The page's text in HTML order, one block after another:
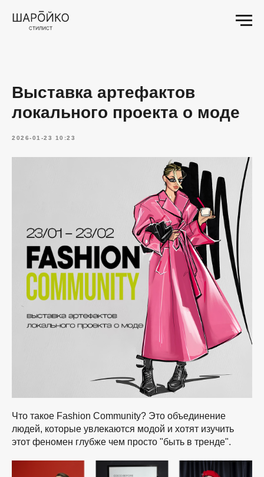
Выставка артефактов
локального проекта о моде
2026-01-23 10:23
Что такое Fashion Community? Это объединение
людей, которые увлекаются модой и хотят изучить
этот феномен глубже чем просто "быть в тренде".